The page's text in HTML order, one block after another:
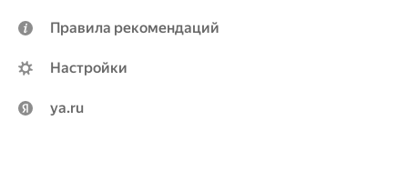
Правила рекомендаций
Настройки
ya.ru